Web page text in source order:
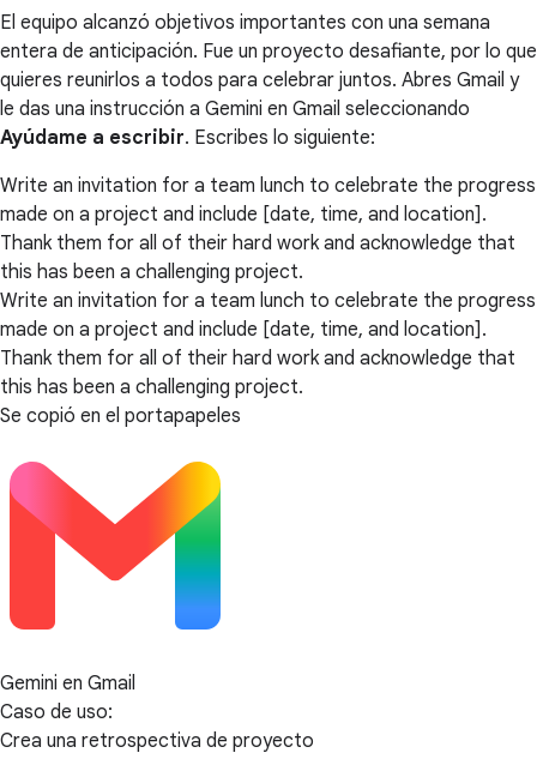
El equipo alcanzó objetivos importantes con una semana
entera de anticipación. Fue un proyecto desafiante, por lo que
quieres reunirlos a todos para celebrar juntos. Abres Gmail y
le das una instrucción a Gemini en Gmail seleccionando
Ayúdame a escribir. Escribes lo siguiente:
Write an invitation for a team lunch to celebrate the progress
made on a project and include [date, time, and location].
Thank them for all of their hard work and acknowledge that
this has been a challenging project.
Write an invitation for a team lunch to celebrate the progress
made on a project and include [date, time, and location].
Thank them for all of their hard work and acknowledge that
this has been a challenging project.
Se copió en el portapapeles
Gemini en Gmail
Caso de uso:
Crea una retrospectiva de proyecto